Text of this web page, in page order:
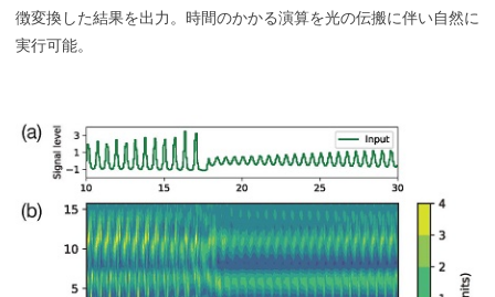
徴変換した結果を出力。時間のかかる演算を光の伝搬に伴い自然に
実行可能。